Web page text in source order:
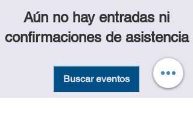
Aún no hay entradas ni
confirmaciones de asistencia
Buscar eventos